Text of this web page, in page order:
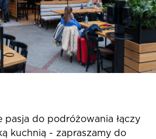
pasja do podróżowania łączy
kuchnią - zapraszamy do